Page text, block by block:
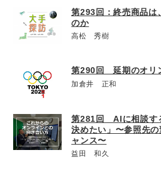
第293回：終売商品は
のか
高松 秀樹
第290回 延期のオリ
加倉井 正和
第281回 AIに相談す
決めたい」〜参照先
ャンス〜
益田 和久